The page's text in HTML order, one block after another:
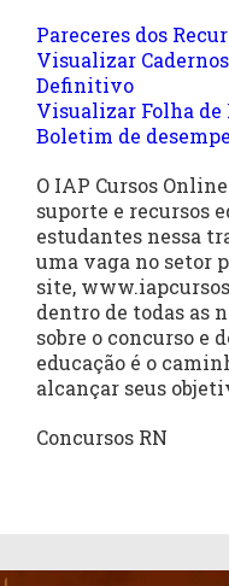
Pareceres dos
Visualizar
Definitivo
Visualizar Folha de
Boletim de
O IAP Cursos
suporte e recursos
estudantes nessa
uma vaga no setor
site,
dentro de todas as
sobre o concurso e
educação é o
alcançar seus
Concursos RN